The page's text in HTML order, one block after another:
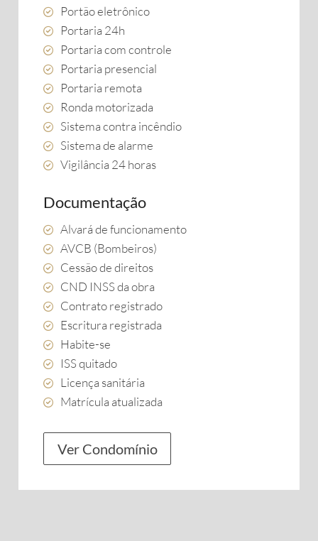
Portão eletrônico
Portaria 24h
Portaria com controle
Portaria presencial
Portaria remota
Ronda motorizada
Sistema contra incêndio
Sistema de alarme
Vigilância 24 horas
Documentação
Alvará de funcionamento
AVCB (Bombeiros)
Cessão de direitos
CND INSS da obra
Contrato registrado
Escritura registrada
Habite-se
ISS quitado
Licença sanitária
Matrícula atualizada
Ver Condomínio